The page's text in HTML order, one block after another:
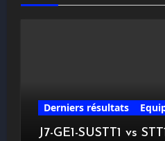
Derniers résultats
J7-GE1-SUSTT1 vs